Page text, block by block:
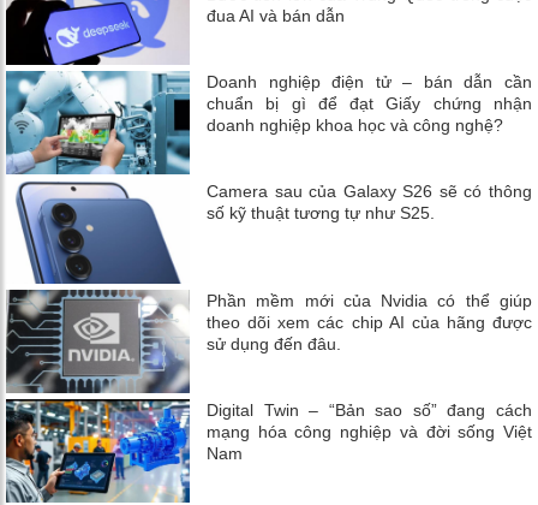
đua AI và bán dẫn
Doanh nghiệp điện tử – bán dẫn cần
chuẩn bị gì để đạt Giấy chứng nhận
doanh nghiệp khoa học và công nghệ?
Camera sau của Galaxy S26 sẽ có thông
số kỹ thuật tương tự như S25.
Phần mềm mới của Nvidia có thể giúp
theo dõi xem các chip AI của hãng được
sử dụng đến đâu.
Digital Twin – “Bản sao số” đang cách
mạng hóa công nghiệp và đời sống Việt
Nam